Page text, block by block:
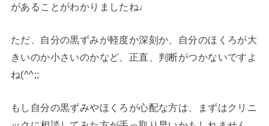
があることがわかりましたね♩
ただ、自分の黒ずみが軽度か深刻か、自分のほくろが大
きいのか小さいのかなど、正直、判断がつかないですよ
ね(^^;;
もし自分の黒ずみやほくろが心配な方は、まずはクリニ